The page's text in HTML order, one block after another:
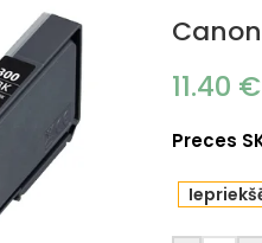
11.40 €
Preces